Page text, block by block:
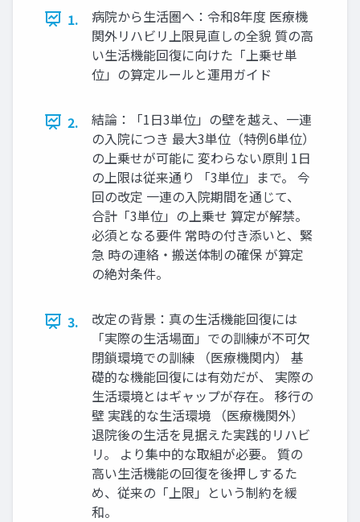
1.
病院から生活圏へ：令和8年度 医療機
関外リハビリ上限見直しの全貌 質の高
い生活機能回復に向けた「上乗せ単
位」の算定ルールと運用ガイド
2.
結論：「1日3単位」の壁を越え、一連
の入院につき 最大3単位（特例6単位）
の上乗せが可能に 変わらない原則 1日
の上限は従来通り 「3単位」まで。 今
回の改定 一連の入院期間を通じて、
合計「3単位」の上乗せ 算定が解禁。
必須となる要件 常時の付き添いと、緊
急 時の連絡・搬送体制の確保 が算定
の絶対条件。
3.
改定の背景：真の生活機能回復には
「実際の生活場面」での訓練が不可欠
閉鎖環境での訓練 （医療機関内） 基
礎的な機能回復には有効だが、 実際の
生活環境とはギャップが存在。 移行の
壁 実践的な生活環境 （医療機関外）
退院後の生活を見据えた実践的リハビ
リ。 より集中的な取組が必要。 質の
高い生活機能の回復を後押しするた
め、従来の「上限」という制約を緩
和。